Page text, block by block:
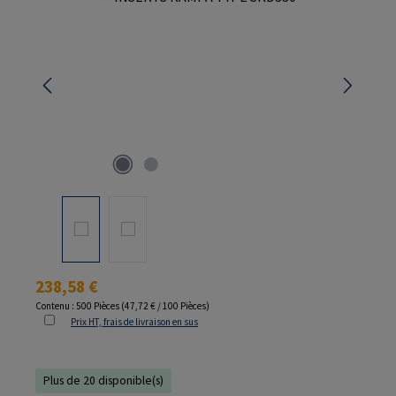
Prix régulier :
238,58 €
Contenu : 500 Pièces (47,72 € / 100 Pièces)
Prix HT, frais de livraison en sus
Plus de 20 disponible(s)